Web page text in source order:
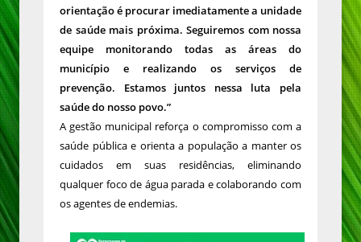
orientação é procurar imediatamente a unidade
de saúde mais próxima. Seguiremos com nossa
equipe monitorando todas as áreas do
município e realizando os serviços de
prevenção. Estamos juntos nessa luta pela
saúde do nosso povo.”
A gestão municipal reforça o compromisso com a
saúde pública e orienta a população a manter os
cuidados em suas residências, eliminando
qualquer foco de água parada e colaborando com
os agentes de endemias.